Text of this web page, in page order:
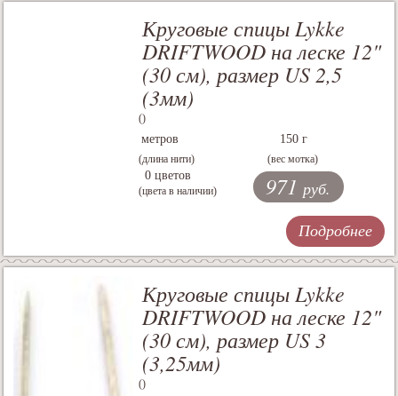
Круговые спицы Lykke
DRIFTWOOD на леске 12"
(30 см), размер US 2,5
(3мм)
()
метров
(длина нити)
150 г
(вес мотка)
0 цветов
(цвета в наличии) 971 руб.
Подробнее
Круговые спицы Lykke
DRIFTWOOD на леске 12"
(30 см), размер US 3
(3,25мм)
()